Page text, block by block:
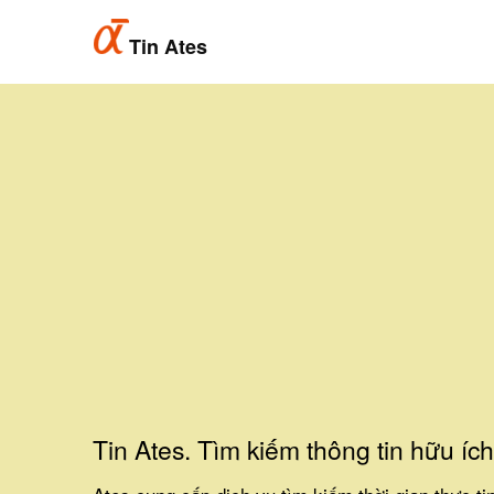
Tin Ates
Tin Ates. Tìm kiếm thông tin hữu ích